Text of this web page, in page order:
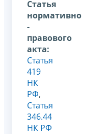
Статья
нормативно
-
правового
акта:
Статья
419
НК
РФ,
Статья
346.44
НК РФ